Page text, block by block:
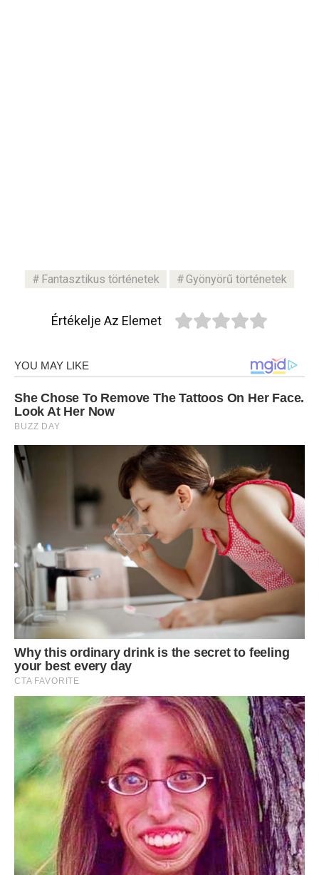
Fantasztikus történetek Gyönyörű történetek
Értékelje Az Elemet